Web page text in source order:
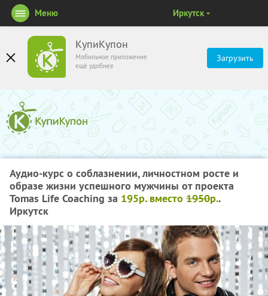
КупиКупон
Мобильное приложение
ещё удобнее
Загрузить
Меню Иркутск
Аудио-курс о соблазнении, личностном росте и
образе жизни успешного мужчины от проекта
Tomas Life Coaching за 195р. вместо 1950р..
Иркутск